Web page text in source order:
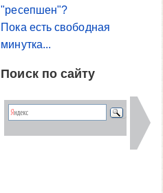
"ресепшен"?
Пока есть свободная
минутка...
Поиск по сайту